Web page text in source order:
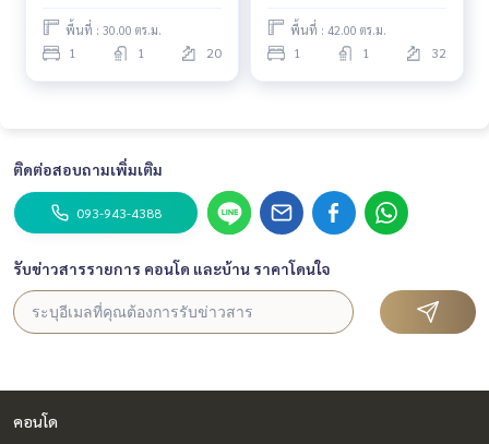
พื้นที่ : 30.00 ตร.ม.
1 1 20
พื้นที่ : 42.00 ตร.ม.
1 1 32
ติดต่อสอบถามเพิ่มเติม
093-943-4388
รับข่าวสารรายการ คอนโด และบ้าน ราคาโดนใจ
คอนโด